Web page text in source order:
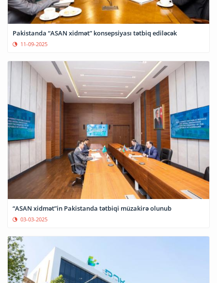
Pakistanda “ASAN xidmət” konsepsiyası tətbiq ediləcək
11-09-2025
“ASAN xidmət”in Pakistanda tətbiqi müzakirə olunub
03-03-2025